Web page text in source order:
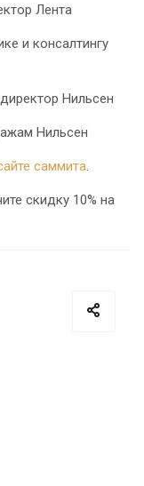
Лента
и консалтингу
Нильсен
Нильсен
саммита.
скидку 10% на